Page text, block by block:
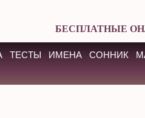
БЕСПЛАТНЫЕ
ТЕСТЫ ИМЕНА СОННИК